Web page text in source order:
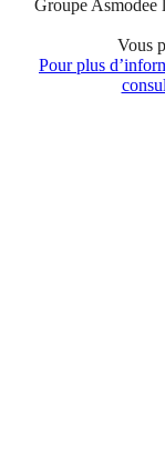
Groupe Asmodee
Vous
Pour plus